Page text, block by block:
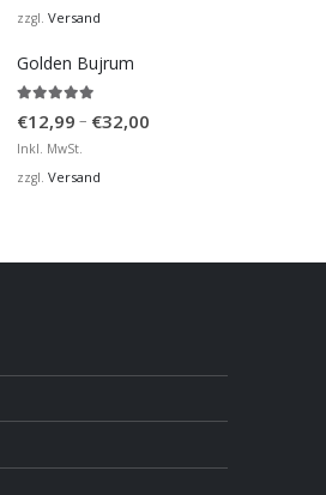
zzgl. Versand
Golden Bujrum
€12,99 – €32,00
Inkl. MwSt.
zzgl. Versand